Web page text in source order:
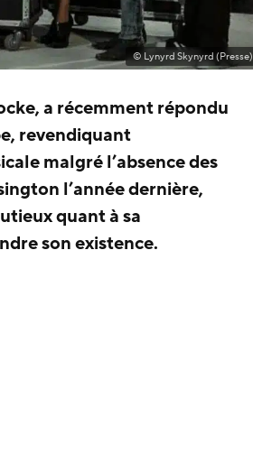
© Lynyrd Skynyrd (Presse)
a récemment répondu
revendiquant
malgré l’absence des
l’année dernière,
quant à sa
son existence.